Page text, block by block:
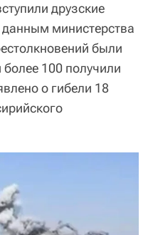
друзские
министерства
были
100 получили
о гибели 18